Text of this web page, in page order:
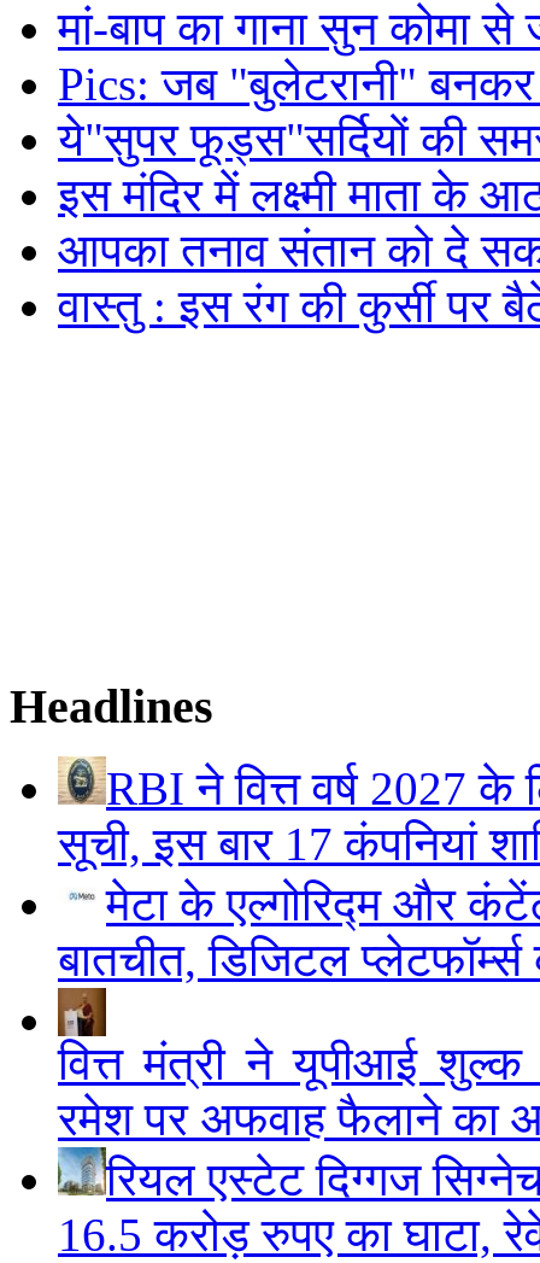
मां-बाप का गाना सुन कोमा से
Pics: जब "बुलेटरानी"
ये"सुपर फूड्स"सर्दियों की
इस मंदिर में लक्ष्मी माता के
आपका तनाव संतान को दे
वास्तु : इस रंग की कुर्सी पर
Headlines
RBI ने वित्त वर्ष 2027
सूची, इस बार 17 कंपनियां
मेटा के एल्गोरिद्म और
बातचीत, डिजिटल प्लेटफॉर्म्स
वित्त मंत्री ने यूपीआई शुल्क
रमेश पर अफवाह फैलाने का
रियल एस्टेट दिग्गज
16.5 करोड़ रुपए का घाटा,